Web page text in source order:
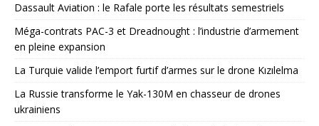
Dassault Aviation : le Rafale porte les résultats semestriels
Méga-contrats PAC-3 et Dreadnought : l’industrie d’armement
en pleine expansion
La Turquie valide l’emport furtif d’armes sur le drone Kızılelma
La Russie transforme le Yak-130M en chasseur de drones
ukrainiens